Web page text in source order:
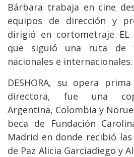
Bárbara trabaja en cine
equipos de dirección y
dirigió en cortometraje EL
que siguió una ruta de
nacionales e internacionales.
DESHORA, su opera
directora, fue una
Argentina, Colombia y
beca de Fundación
Madrid en donde recibió
de Paz Alicia Garciadiego y